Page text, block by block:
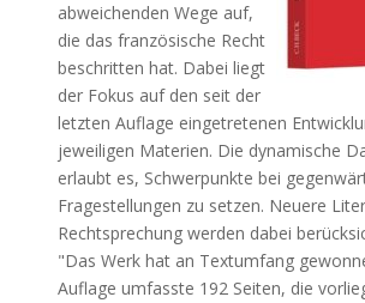
abweichenden Wege auf,
die das französische Recht
beschritten hat. Dabei liegt
der Fokus auf den seit der
letzten Auflage eingetretenen
jeweiligen Materien. Die dynamische
erlaubt es, Schwerpunkte bei
Fragestellungen zu setzen. Neuere
Rechtsprechung werden dabei
"Das Werk hat an Textumfang
Auflage umfasste 192 Seiten, die